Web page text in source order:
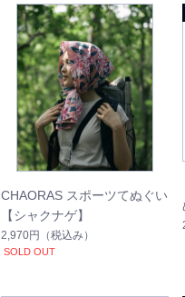
CHAORAS スポーツてぬぐい
【シャクナゲ】
2,970円 （税込み）
SOLD OUT